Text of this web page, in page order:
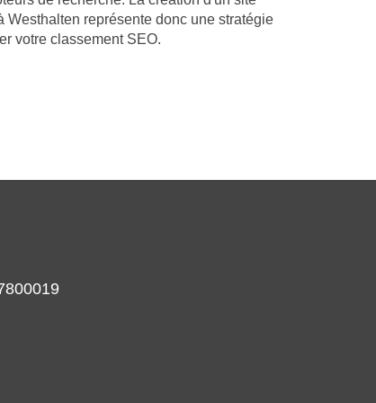
Westhalten représente donc une stratégie
votre classement SEO.